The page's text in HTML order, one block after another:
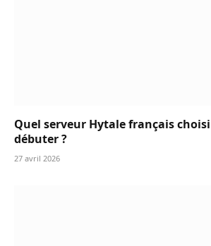
Quel serveur Hytale français
débuter ?
27 avril 2026